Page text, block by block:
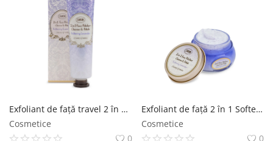
Exfoliant de faţă travel 2 în 1 Softening Lavender SABON
Cosmetice
0
Exfoliant de faţă 2 în 1 Softening Lavender SABON
Cosmetice
0